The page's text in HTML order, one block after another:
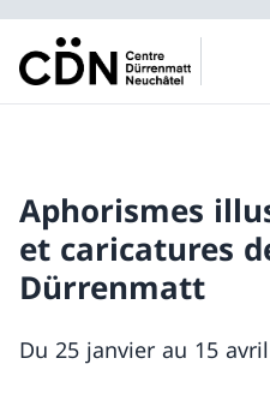
Aphorismes
et caricatures
Dürrenmatt
Du 25 janvier au 15